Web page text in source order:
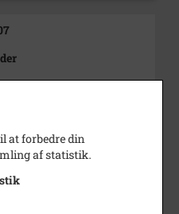
Tølløsevej 66 ved
barnet er, vides ikke.
1950
at forbedre din
af statistik.